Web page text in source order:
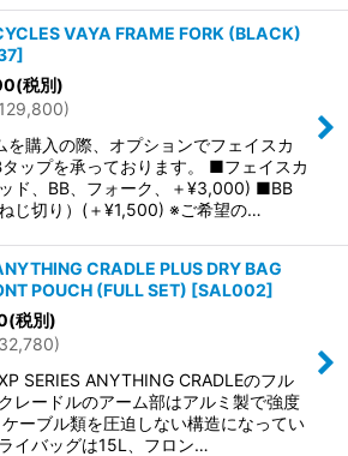
VAYA FRAME FORK (BLACK)
]
(税別)
129,800)
を購入の際、オプションでフェイスカ
タップを承っております。 ■フェイスカ
ド、BB、フォーク、＋¥3,000) ■BB
じ切り）(＋¥1,500) ※ご希望の…
CRADLE PLUS DRY BAG
POUCH (FULL SET) [SAL002]
(税別)
32,780)
SERIES ANYTHING CRADLEのフル
レードルのアーム部はアルミ製で強度
ーブル類を圧迫しない構造になってい
イバッグは15L、フロン…